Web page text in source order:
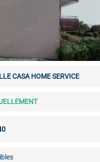
CASA HOME SERVICE